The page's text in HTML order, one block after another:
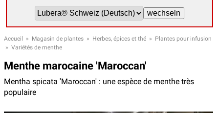
Accueil » Magasin de plantes » Herbes, épices et thé » Plantes pour infusion
» Variétés de menthe
Menthe marocaine 'Maroccan'
Mentha spicata 'Maroccan' : une espèce de menthe très
populaire